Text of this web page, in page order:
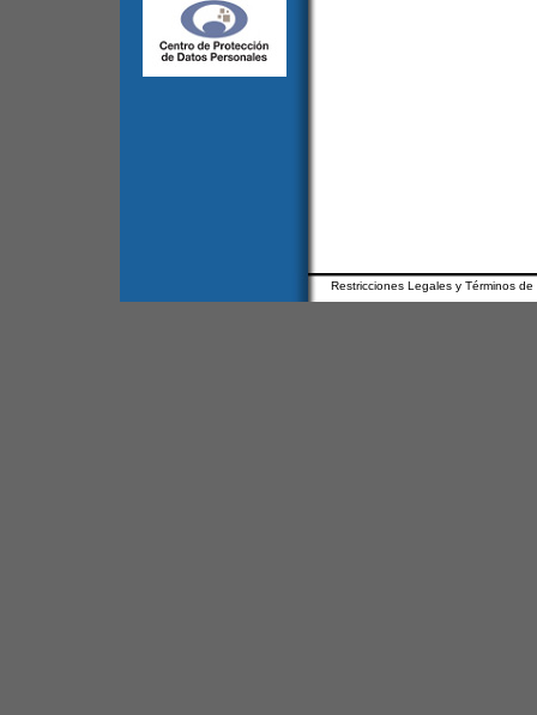
Restricciones Legales y Términos de